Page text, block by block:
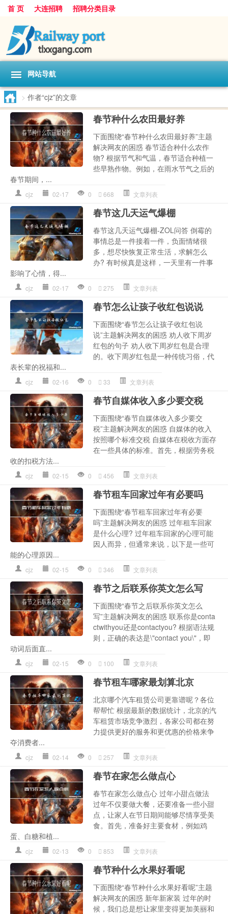
首 页 大连招聘 招聘分类目录
网站导航
> 作者“cjz”的文章
春节种什么农田最好养
下面围绕“春节种什么农田最好养”主题
解决网友的困惑 春节适合种什么农作
物? 根据节气和气温，春节适合种植一
些早熟作物。例如，在雨水节气之后的
春节期间，...
cjz 02-17 0 668 文章列表
春节这几天运气爆棚
春节这几天运气爆棚-ZOL问答 倒霉的
事情总是一件接着一件，负面情绪很
多，想尽快恢复正常生活，求解怎么
办? 有时候真是这样，一天里有一件事
影响了心情，得...
cjz 02-17 0 275 文章列表
春节怎么让孩子收红包说说
下面围绕“春节怎么让孩子收红包说
说”主题解决网友的困惑 劝人收下周岁
红包的句子 劝人收下周岁红包是合理
的。收下周岁红包是一种传统习俗，代
表长辈的祝福和...
cjz 02-16 0 33 文章列表
春节自媒体收入多少要交税
下面围绕“春节自媒体收入多少要交
税”主题解决网友的困惑 自媒体的收入
按照哪个标准交税 自媒体在税收方面存
在一些具体的标准。首先，根据劳务税
收的扣税方法...
cjz 02-15 0 456 文章列表
春节租车回家过年有必要吗
下面围绕“春节租车回家过年有必要
吗”主题解决网友的困惑 过年租车回家
是什么心理? 过年租车回家的心理可能
因人而异，但通常来说，以下是一些可
能的心理原因...
cjz 02-15 0 346 文章列表
春节之后联系你英文怎么写
下面围绕“春节之后联系你英文怎么
写”主题解决网友的困惑 联系你是conta
ctwithyou还是contactyou? 根据语法规
则，正确的表达是\"contact you\"，即
动词后面直...
cjz 02-15 0 100 文章列表
春节租车哪家最划算北京
北京哪个汽车租赁公司更靠谱呢？各位
帮帮忙 根据最新的数据统计，北京的汽
车租赁市场竞争激烈，各家公司都在努
力提供更好的服务和更优惠的价格来争
夺消费者...
cjz 02-14 0 257 文章列表
春节在家怎么做点心
春节在家怎么做点心 过年小甜点做法
过年不仅要做大餐，还要准备一些小甜
点，让家人在节日期间能够尽情享受美
食。首先，准备好主要食材，例如鸡
蛋、白糖和植...
cjz 02-13 0 853 文章列表
春节种什么水果好看呢
下面围绕“春节种什么水果好看呢”主题
解决网友的困惑 新年新家装 过年的时
候，我们总是想让家里变得更加美丽和